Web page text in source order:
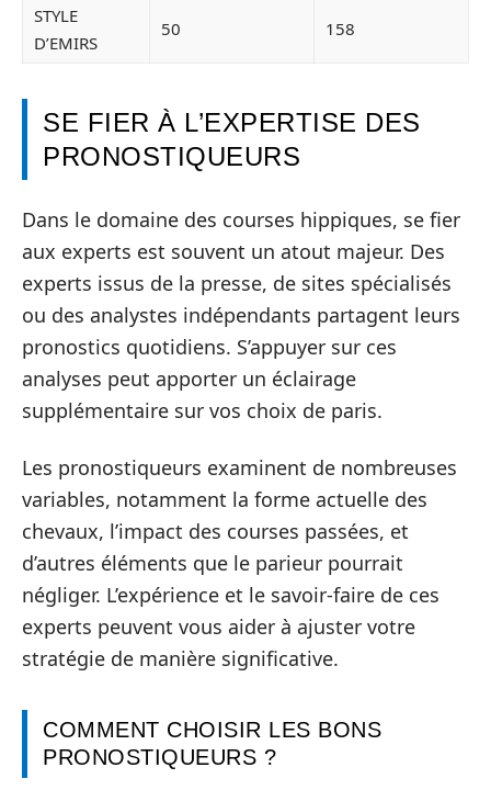
STYLE
D’EMIRS
50 158
SE FIER À L’EXPERTISE DES
PRONOSTIQUEURS
Dans le domaine des courses hippiques, se fier
aux experts est souvent un atout majeur. Des
experts issus de la presse, de sites spécialisés
ou des analystes indépendants partagent leurs
pronostics quotidiens. S’appuyer sur ces
analyses peut apporter un éclairage
supplémentaire sur vos choix de paris.
Les pronostiqueurs examinent de nombreuses
variables, notamment la forme actuelle des
chevaux, l’impact des courses passées, et
d’autres éléments que le parieur pourrait
négliger. L’expérience et le savoir-faire de ces
experts peuvent vous aider à ajuster votre
stratégie de manière significative.
COMMENT CHOISIR LES BONS
PRONOSTIQUEURS ?